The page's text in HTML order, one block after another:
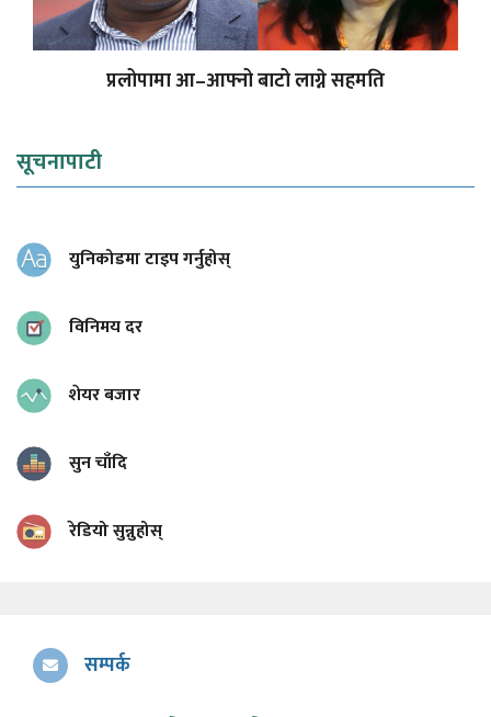
प्रलोपामा आ–आफ्नो बाटो लाग्ने सहमति
सूचनापाटी
युनिकोडमा टाइप गर्नुहोस्
विनिमय दर
शेयर बजार
सुन चाँदि
रेडियो सुन्नुहोस्
सम्पर्क